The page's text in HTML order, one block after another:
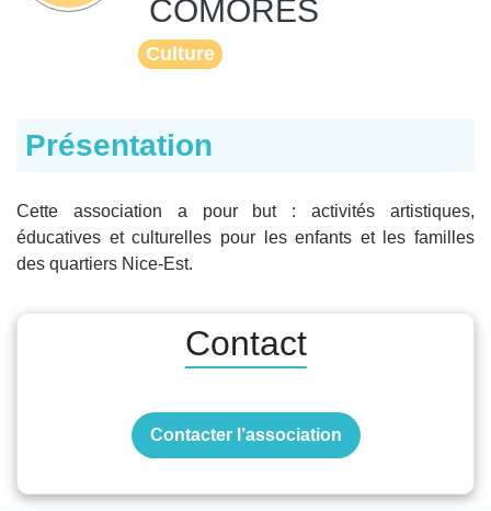
COMORES
Culture
Présentation
Cette association a pour but : activités artistiques,
éducatives et culturelles pour les enfants et les familles
des quartiers Nice-Est.
Contact
Contacter l’association